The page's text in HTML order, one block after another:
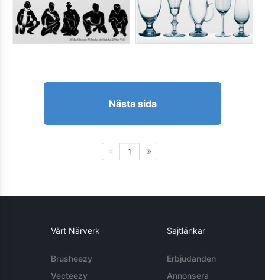
Nästa sida
1
Vårt Närverk
Brusheezy
Vecteezy
Sajtlänkar
Erbjudanden
Annonsera